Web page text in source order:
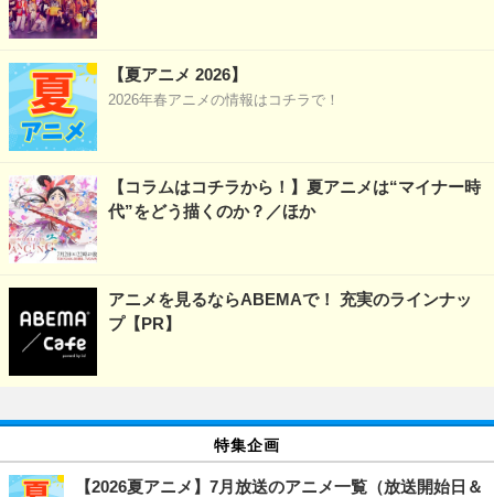
【夏アニメ 2026】
2026年春アニメの情報はコチラで！
【コラムはコチラから！】夏アニメは“マイナー時
代”をどう描くのか？／ほか
アニメを見るならABEMAで！ 充実のラインナッ
プ【PR】
特集企画
【2026夏アニメ】7月放送のアニメ一覧（放送開始日＆